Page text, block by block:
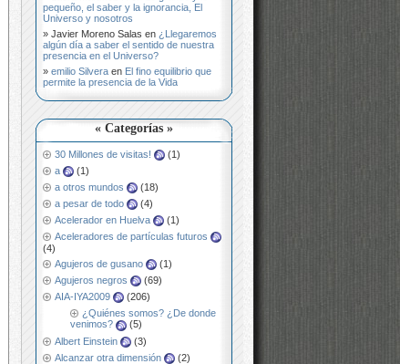
pequeño, el saber y la ignorancia, El
Universo y nosotros
Javier Moreno Salas en ¿Llegaremos
algún día a saber el sentido de nuestra
presencia en el Universo?
emilio Silvera en El fino equilibrio que
permite la presencia de la Vida
« Categorías »
30 Millones de visitas!
(1)
a
(1)
a otros mundos
(18)
a pesar de todo
(4)
Acelerador en Huelva
(1)
Aceleradores de partículas futuros
(4)
Agujeros de gusano
(1)
Agujeros negros
(69)
AIA-IYA2009
(206)
¿Quiénes somos? ¿De donde
venimos?
(5)
Albert Einstein
(3)
Alcanzar otra dimensión
(2)